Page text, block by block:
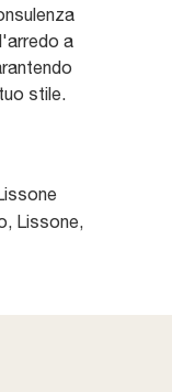
a
stile.
Lissone,